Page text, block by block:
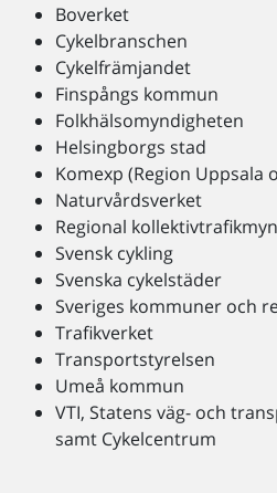
Boverket
Cykelbranschen
Cykelfrämjandet
Finspångs kommun
Folkhälsomyndigheten
Helsingborgs stad
Komexp (Region Uppsala
Naturvårdsverket
Regional
Svensk cykling
Svenska cykelstäder
Sveriges kommuner och
Trafikverket
Transportstyrelsen
Umeå kommun
VTI, Statens väg- och
samt Cykelcentrum